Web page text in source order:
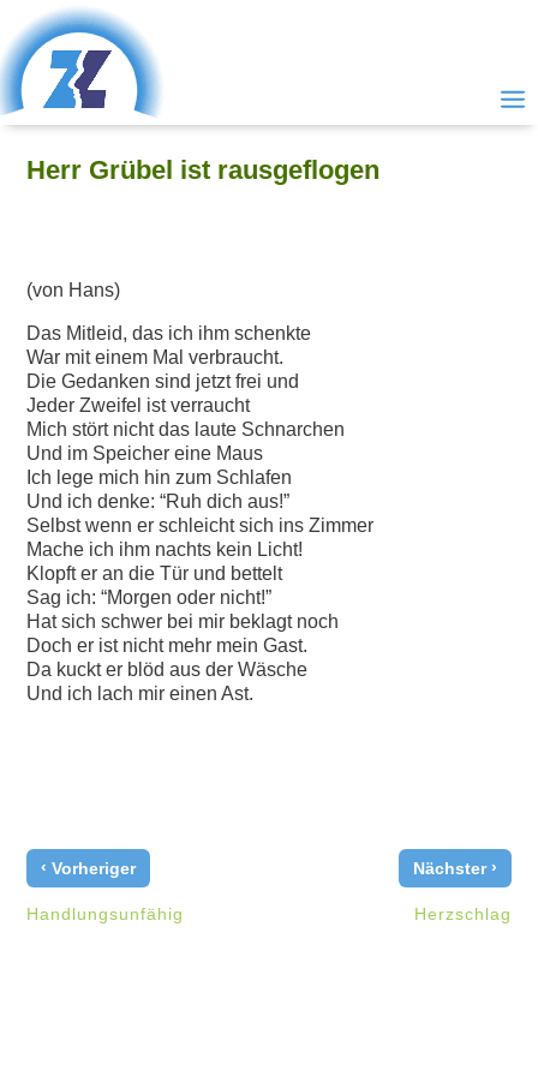
Herr Grübel ist rausgeflogen
(von Hans)
Das Mitleid, das ich ihm schenkte
War mit einem Mal verbraucht.
Die Gedanken sind jetzt frei und
Jeder Zweifel ist verraucht
Mich stört nicht das laute Schnarchen
Und im Speicher eine Maus
Ich lege mich hin zum Schlafen
Und ich denke: “Ruh dich aus!”
Selbst wenn er schleicht sich ins Zimmer
Mache ich ihm nachts kein Licht!
Klopft er an die Tür und bettelt
Sag ich: “Morgen oder nicht!”
Hat sich schwer bei mir beklagt noch
Doch er ist nicht mehr mein Gast.
Da kuckt er blöd aus der Wäsche
Und ich lach mir einen Ast.
‹ Vorheriger
Handlungsunfähig
Nächster›
Herzschlag